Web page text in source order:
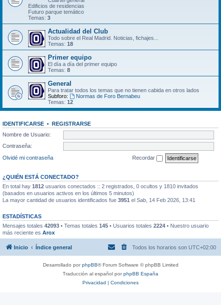
Edificios de residencias
Futuro parque temático
Temas: 3
Actualidad del Club
Todo sobre el Real Madrid. Noticias, fichajes...
Temas: 18
Primer equipo
El día a día del primer equipo
Temas: 8
General
Para tratar todos los temas que no tienen cabida en otros lados
Subforo:
Normas de Foro Bernabeu
Temas: 12
IDENTIFICARSE • REGISTRARSE
Nombre de Usuario:
Contraseña:
Olvidé mi contraseña
Recordar
¿QUIÉN ESTÁ CONECTADO?
En total hay 1812 usuarios conectados :: 2 registrados, 0 ocultos y 1810 invitados
(basados en usuarios activos en los últimos 5 minutos)
La mayor cantidad de usuarios identificados fue 3951 el Sab, 14 Feb 2026, 13:41
ESTADÍSTICAS
Mensajes totales 42093 • Temas totales 145 • Usuarios totales 2224 • Nuestro usuario
más reciente es Arox
Inicio Índice general Todos los horarios son UTC+02:00
Desarrollado porphpBB® Forum Software © phpBB Limited
Traducción al español porphpBB España
Privacidad | Condiciones